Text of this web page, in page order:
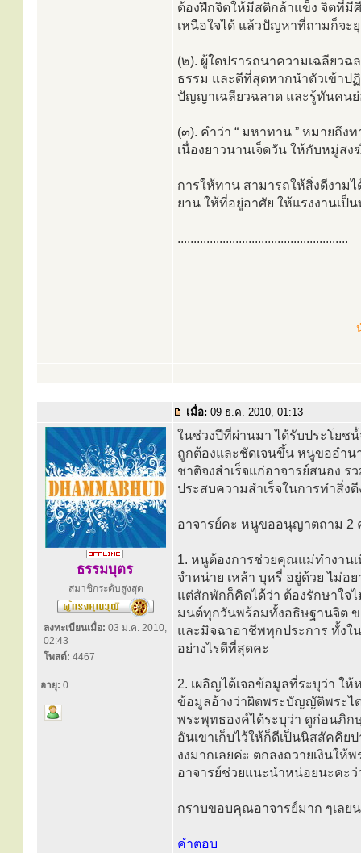
ต้องฝึกจิตให้มีสติกล้าแข็ง จิตที่
เหนือใจได้ แล้วปัญหาที่ถามก็จะ
(๒). ผู้ใดปรารถนาความเฉลียว
ธรรม และดีที่สุดหากนำตัวเข้าป
ปัญญาเฉลียวฉลาด และรู้ทันคนย่
(๓). คำว่า “ มหาทาน ” หมายถึ
เนื่องยาวนานเจ็ดวัน ให้กับหมู่ส
การให้ทาน สามารถให้สิ่งดีงาม
ยาน ให้ที่อยู่อาศัย ให้แรงงานเป็
.....................................................
เมื่อ: 09 ธ.ค. 2010, 01:13
ธรรมบุตร
สมาชิกระดับสูงสุด
ลงทะเบียนเมื่อ: 03 ม.ค. 2010,
02:43
โพสต์: 4467
อายุ: 0
ในช่วงปีที่ผ่านมา ได้รับประโยช
ถูกต้องและชัดเจนขึ้น หนูขออำ
ชาติจงสำเร็จแก่อาจารย์สนอง
ประสบความสำเร็จในการทำสิ่ง
อาจารย์คะ หนูขออนุญาตถาม 2
1. หนูต้องการช่วยคุณแม่ทำงาน
จำหน่าย เหล้า บุหรี่ อยู่ด้วย ไม่อ
แต่สักพักก็คิดได้ว่า ต้องรักษาใจ
มนต์ทุกวันพร้อมทั้งอธิษฐานจิต
และมิจฉาอาชีพทุกประการ ทั้ง
อย่างไรดีที่สุดคะ
2. เผอิญได้เจอข้อมูลที่ระบุว่า ใ
ข้อมูลอ้างว่าผิดพระบัญญัติพระไต
พระพุทธองค์ได้ระบุว่า ดูก่อนภิก
อันเขาเก็บไว้ให้ก็ดีเป็นนิสสัคคิ
งงมากเลยค่ะ ตกลงถวายเงินใ
อาจารย์ช่วยแนะนำหน่อยนะคะ
กราบขอบคุณอาจารย์มาก ๆเลย
คำตอบ